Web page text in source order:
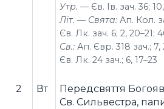
Утр. —Єв. Ів. зач. 36;
Літ. — Свята: Ап. Кол.
Єв. Лк. зач. 6; 2, 20–21;
Св.: Ап. Євр. 318 зач.; 7,
Єв. Лк. 24 зач.; 6, 17–23
2 Вт
Передсвяття
Св. Сильвестра,